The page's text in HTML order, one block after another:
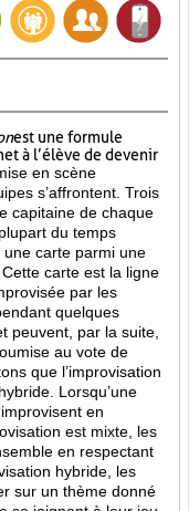
est une formule
à l’élève de devenir
en scène
s’affrontent. Trois
capitaine de chaque
du temps
une carte parmi une
carte est la ligne
par les
quelques
peuvent, par la suite,
au vote de
que l’improvisation
Lorsqu’une
en
est mixte, les
en respectant
hybride, les
sur un thème donné